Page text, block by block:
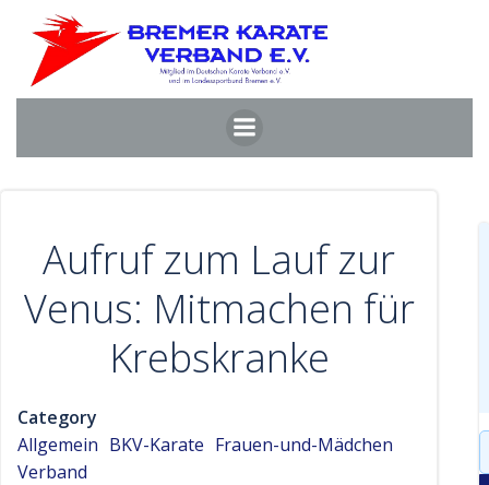
Inhalt
springen
Aufruf zum Lauf zur
Venus: Mitmachen für
Krebskranke
Category
Allgemein BKV-Karate Frauen-und-Mädchen
Verband